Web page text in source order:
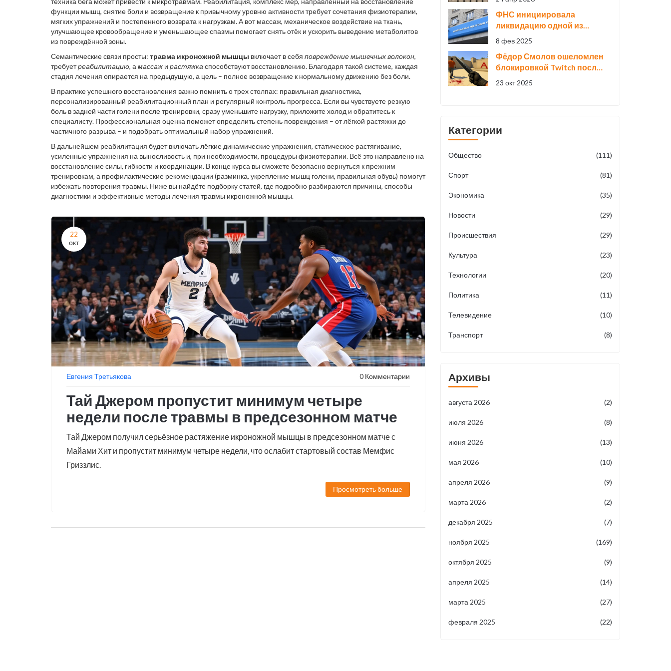
функции мышц, снятие боли и возвращение к привычному уровню активности требует сочетания физиотерапии,
мягких упражнений и постепенного возврата к нагрузкам. А вотмассаж, механическое воздействие на ткань,
улучшающее кровообращение и уменьшающее спазмы помогает снять отёк и ускорить выведение метаболитов
из повреждённой зоны.
Семантические связи просты: травма икроножной мышцы включает в себя повреждение мышечных волокон,
требуетреабилитацию, а массаж и растяжка способствуют восстановлению. Благодаря такой системе, каждая
стадия лечения опирается на предыдущую, а цель – полное возвращение к нормальному движению без боли.
В практике успешного восстановления важно помнить о трех столпах: правильная диагностика,
персонализированный реабилитационный план и регулярный контроль прогресса. Если вы чувствуете резкую
боль в задней части голени после тренировки, сразу уменьшите нагрузку, приложите холод и обратитесь к
специалисту. Профессиональная оценка поможет определить степень повреждения – от лёгкой растяжки до
частичного разрыва – и подобрать оптимальный набор упражнений.
В дальнейшем реабилитация будет включать лёгкие динамические упражнения, статическое растягивание,
усиленные упражнения на выносливость и, при необходимости, процедуры физиотерапии. Всё это направлено на
восстановление силы, гибкости и координации. В конце курса вы сможете безопасно вернуться к прежним
тренировкам, а профилактические рекомендации (разминка, укрепление мышц голени, правильная обувь) помогут
избежать повторения травмы. Ниже вы найдёте подборку статей, где подробно разбираются причины, способы
диагностики и эффективные методы лечения травмы икроножной мышцы.
22
окт
Евгения Третьякова 0 Комментарии
Тай Джером пропустит минимум четыре
недели после травмы в предсезонном матче
Тай Джером получил серьёзное растяжение икроножной мышцы в предсезонном матче с
Майами Хит и пропустит минимум четыре недели, что ослабит стартовый состав Мемфис
Гриззлис.
Просмотреть больше
ФНС инициировала
ликвидацию одной из
компаний владельца
«Светофора»
8 фев 2025
Фёдор Смолов ошеломлен
блокировкой Twitch после
скандального выхода в
23 окт 2025
Категории
Общество (111)
Спорт (81)
Экономика (35)
Новости (29)
Происшествия (29)
Культура (23)
Технологии (20)
Политика (11)
Телевидение (10)
Транспорт (8)
Архивы
августа 2026 (2)
июля 2026 (8)
июня 2026 (13)
мая 2026 (10)
апреля 2026 (9)
марта 2026 (2)
декабря 2025 (7)
ноября 2025 (169)
октября 2025 (9)
апреля 2025 (14)
марта 2025 (27)
февраля 2025 (22)